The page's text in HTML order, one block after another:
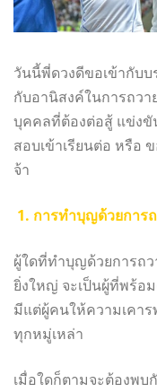
วันนี้พี่ดวงดีขอเข้ากับบ
กับอานิสงค์ในการถวา
บุคคลที่ต้องต่อสู้ แข่งขั
สอบเข้าเรียนต่อ หรือ
จ้า
1. การทำบุญด้วยการ
ผู้ใดที่ทำบุญด้วยการถ
ยิ่งใหญ่ จะเป็นผู้ที่พร้อ
มีแต่ผู้คนให้ความเคา
ทุกหมู่เหล่า
เมื่อใดก็ตามจะต้องพ